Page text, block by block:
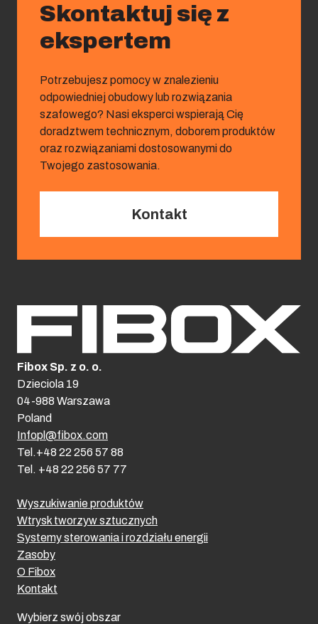
Skontaktuj się z
ekspertem
Potrzebujesz pomocy w znalezieniu
odpowiedniej obudowy lub rozwiązania
szafowego? Nasi eksperci wspierają Cię
doradztwem technicznym, doborem produktów
oraz rozwiązaniami dostosowanymi do
Twojego zastosowania.
Kontakt
Wyszukiwanie produktów
Wtrysk tworzyw sztucznych
Systemy sterowania i rozdziału energii
Zasoby
O Fibox
Kontakt
Wybierz swój obszar
Fibox Sp. z o. o.
Dzieciola 19
04-988 Warszawa
Poland
Infopl@fibox.com
Tel.+48 22 256 57 88
Tel. +48 22 256 57 77